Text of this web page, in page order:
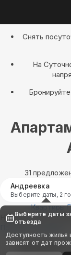
Снять
На
31
Андреевка
Выберите даты, 2
Квартиры
Найдём, где
Показать на карте
Выбирайте
Выберите даты
отъезда
Доступность жилья
зависят от дат